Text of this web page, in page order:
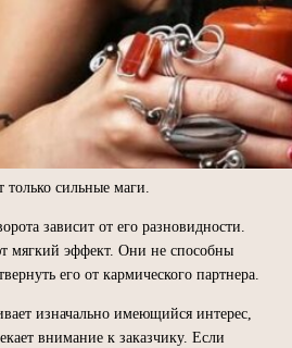
только сильные маги.
зависит от его разновидности.
мягкий эффект. Они не способны
его от кармического партнера.
изначально имеющийся интерес,
внимание к заказчику. Если